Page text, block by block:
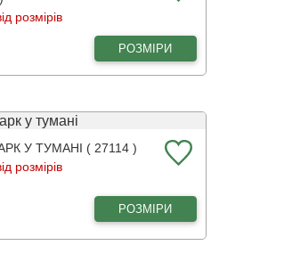
розмірів
тропічні рослини РОЗМІРИ
У ТУМАНІ ( 27114 )
розмірів
у тумані РОЗМІРИ